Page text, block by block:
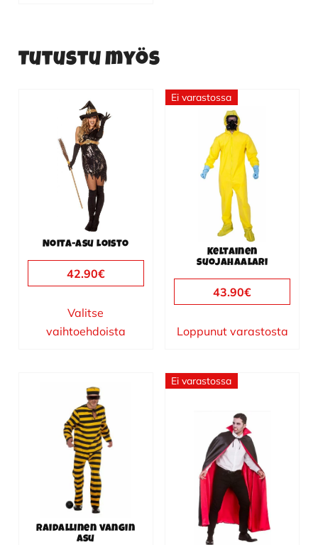
Tutustu myös
Noita-asu Loisto
42.90€
Valitse
vaihtoehdoista
tuotteella
useampi
muunnelma.
Ei varastossa
Keltainen
suojahaalari
43.90€
Loppunut varastosta
Tällä
tuotteella
useampi
muunnelma.
tuotteen
Raidallinen vangin
asu
tuotteella
useampi
muunnelma.
Ei varastossa